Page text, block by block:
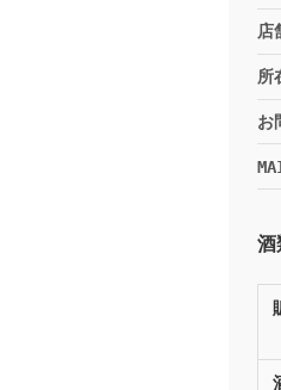
店
所
お
酒